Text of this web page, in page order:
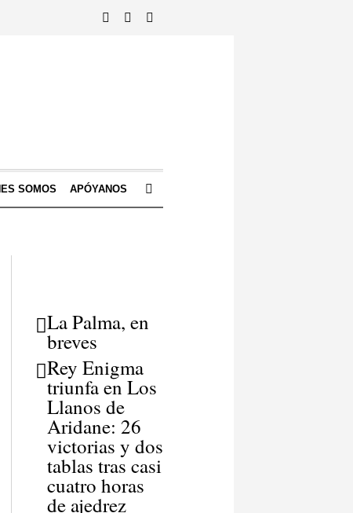
SOMOS APÓYANOS
La Palma, en
breves
Rey Enigma
triunfa en Los
Llanos de
Aridane: 26
victorias y dos
tablas tras casi
cuatro horas
de ajedrez